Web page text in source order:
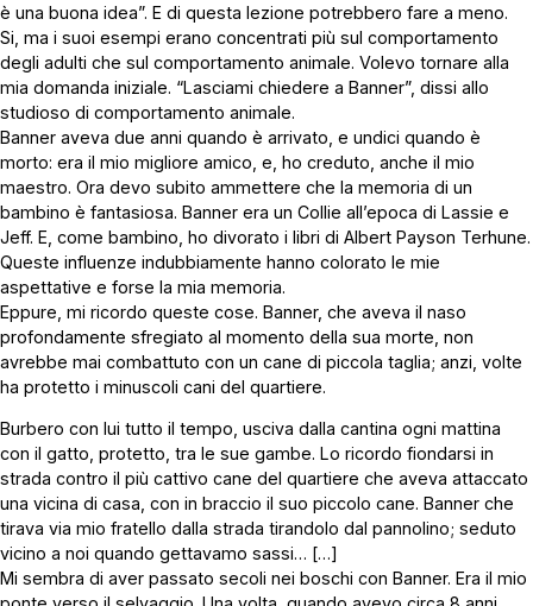
è una buona idea”. E di questa lezione potrebbero fare a meno.
Si, ma i suoi esempi erano concentrati più sul comportamento
degli adulti che sul comportamento animale. Volevo tornare alla
mia domanda iniziale. “Lasciami chiedere a Banner”, dissi allo
studioso di comportamento animale.
Banner aveva due anni quando è arrivato, e undici quando è
morto: era il mio migliore amico, e, ho creduto, anche il mio
maestro. Ora devo subito ammettere che la memoria di un
bambino è fantasiosa. Banner era un Collie all’epoca di Lassie e
Jeff. E, come bambino, ho divorato i libri di Albert Payson Terhune.
Queste influenze indubbiamente hanno colorato le mie
aspettative e forse la mia memoria.
Eppure, mi ricordo queste cose. Banner, che aveva il naso
profondamente sfregiato al momento della sua morte, non
avrebbe mai combattuto con un cane di piccola taglia; anzi, volte
ha protetto i minuscoli cani del quartiere.
Burbero con lui tutto il tempo, usciva dalla cantina ogni mattina
con il gatto, protetto, tra le sue gambe. Lo ricordo fiondarsi in
strada contro il più cattivo cane del quartiere che aveva attaccato
una vicina di casa, con in braccio il suo piccolo cane. Banner che
tirava via mio fratello dalla strada tirandolo dal pannolino; seduto
vicino a noi quando gettavamo sassi… […]
Mi sembra di aver passato secoli nei boschi con Banner. Era il mio